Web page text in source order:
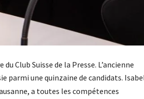
Club Suisse de la Presse. L’ancienne
parmi une quinzaine de candidats.
a toutes les compétences